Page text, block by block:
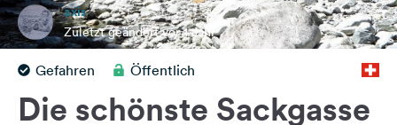
Newsletter
Feedback
Sprache:
axis
Zuletzt geändert vor 1 Jahr
Gefahren Öffentlich
Die schönste Sackgasse